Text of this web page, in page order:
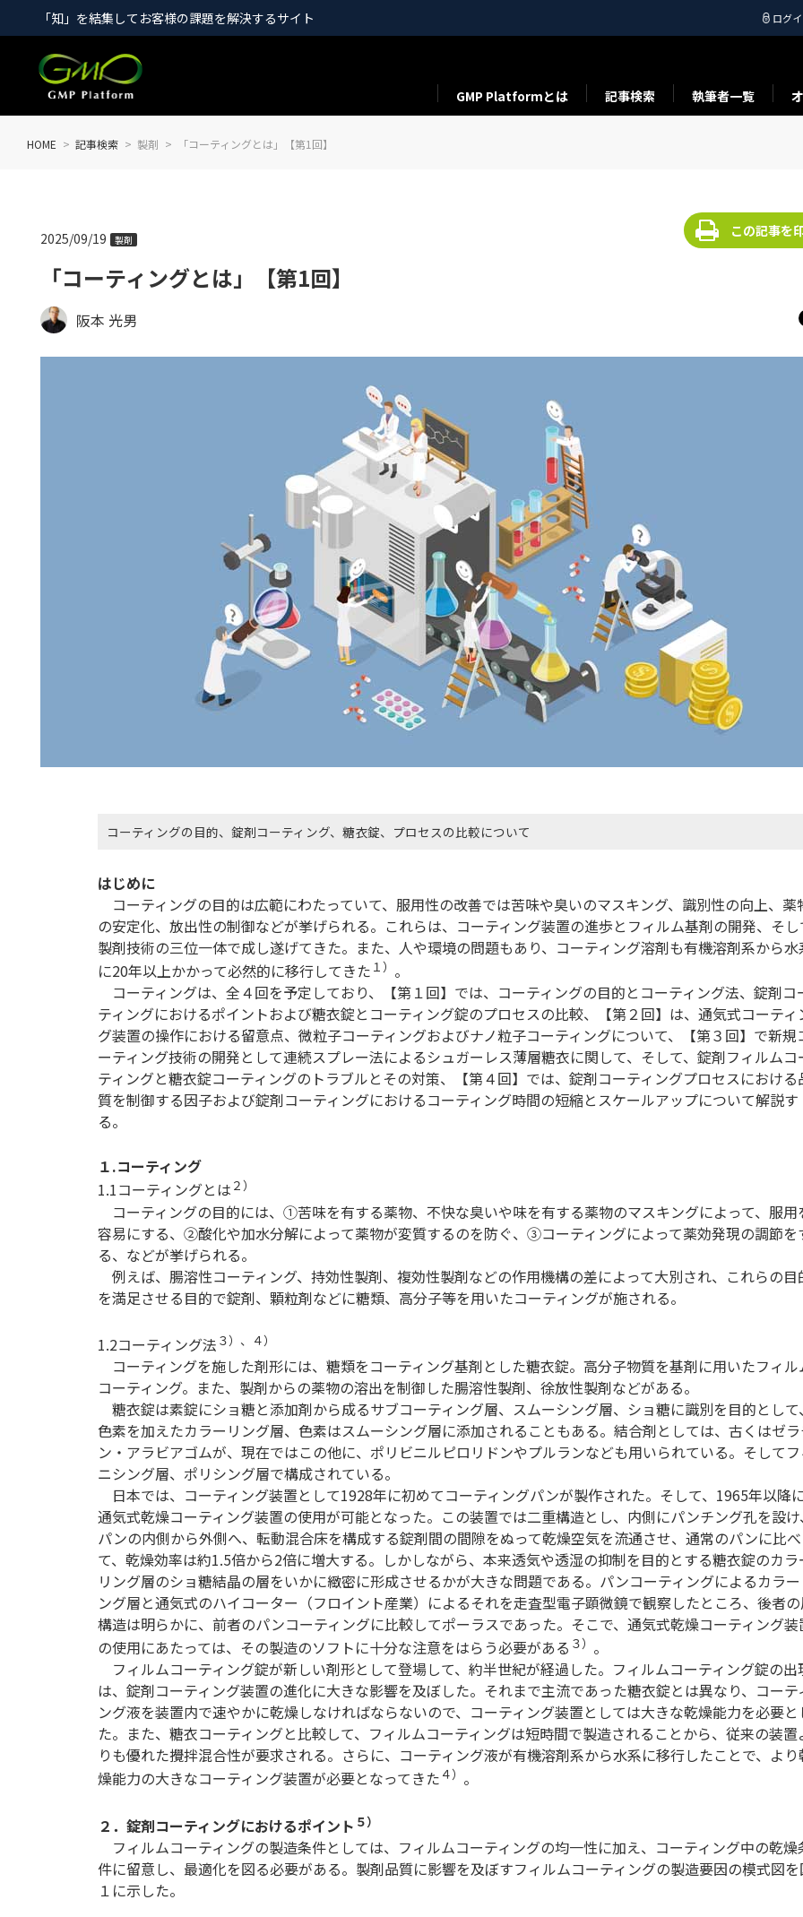
「知」を結集してお客様の課題を解決するサイト ログ
GMP Platformとは 記事検索 執筆者一覧
HOME 記事検索 製剤 「コーティングとは」【第1回】
「コーティングとは」【第1回】
2025/09/19 製剤
この記事を
阪本 光男
コーティングの目的、錠剤コーティング、糖衣錠、プロセスの比較について
はじめに
コーティングの目的は広範にわたっていて、服用性の改善では苦味や臭いのマスキング、識別性の向上、薬
の安定化、放出性の制御などが挙げられる。これらは、コーティング装置の進歩とフィルム基剤の開発、そし
製剤技術の三位一体で成し遂げてきた。また、人や環境の問題もあり、コーティング溶剤も有機溶剤系から水
に20年以上かかって必然的に移行してきた １） 。
コーティングは、全４回を予定しており、【第１回】では、コーティングの目的とコーティング法、錠剤コ
ティングにおけるポイントおよび糖衣錠とコーティング錠のプロセスの比較、【第２回】は、通気式コーティ
グ装置の操作における留意点、微粒子コーティングおよびナノ粒子コーティングについて、【第３回】で新規
ーティング技術の開発として連続スプレー法によるシュガーレス薄層糖衣に関して、そして、錠剤フィルムコ
ティングと糖衣錠コーティングのトラブルとその対策、【第４回】では、錠剤コーティングプロセスにおける
質を制御する因子および錠剤コーティングにおけるコーティング時間の短縮とスケールアップについて解説す
る。
１.コーティング
1.1コーティングとは ２）
コーティングの目的には、①苦味を有する薬物、不快な臭いや味を有する薬物のマスキングによって、服用
容易にする、②酸化や加水分解によって薬物が変質するのを防ぐ、③コーティングによって薬効発現の調節を
る、などが挙げられる。
例えば、腸溶性コーティング、持効性製剤、複効性製剤などの作用機構の差によって大別され、これらの目
を満足させる目的で錠剤、顆粒剤などに糖類、高分子等を用いたコーティングが施される。
1.2コーティング法 ３）、４）
コーティングを施した剤形には、糖類をコーティング基剤とした糖衣錠。高分子物質を基剤に用いたフィル
コーティング。また、製剤からの薬物の溶出を制御した腸溶性製剤、徐放性製剤などがある。
糖衣錠は素錠にショ糖と添加剤から成るサブコーティング層、スムーシング層、ショ糖に識別を目的として、
色素を加えたカラーリング層、色素はスムーシング層に添加されることもある。結合剤としては、古くはゼ
ン・アラビアゴムが、現在ではこの他に、ポリビニルピロリドンやプルランなども用いられている。そしてフ
ニシング層、ポリシング層で構成されている。
日本では、コーティング装置として1928年に初めてコーティングパンが製作された。そして、1965年以降
通気式乾燥コーティング装置の使用が可能となった。この装置では二重構造とし、内側にパンチング孔を設け
パンの内側から外側へ、転動混合床を構成する錠剤間の間隙をぬって乾燥空気を流通させ、通常のパンに比べ
て、乾燥効率は約1.5倍から2倍に増大する。しかしながら、本来透気や透湿の抑制を目的とする糖衣錠のカラ
リング層のショ糖結晶の層をいかに緻密に形成させるかが大きな問題である。パンコーティングによるカラー
ング層と通気式のハイコーター（フロイント産業）によるそれを走査型電子顕微鏡で観察したところ、後者
構造は明らかに、前者のパンコーティングに比較してポーラスであった。そこで、通気式乾燥コーティング装
の使用にあたっては、その製造のソフトに十分な注意をはらう必要がある ３） 。
フィルムコーティング錠が新しい剤形として登場して、約半世紀が経過した。フィルムコーティング錠の出
は、錠剤コーティング装置の進化に大きな影響を及ぼした。それまで主流であった糖衣錠とは異なり、コーテ
ング液を装置内で速やかに乾燥しなければならないので、コーティング装置としては大きな乾燥能力を必要と
た。また、糖衣コーティングと比較して、フィルムコーティングは短時間で製造されることから、従来の装置
りも優れた攪拌混合性が要求される。さらに、コーティング液が有機溶剤系から水系に移行したことで、より
燥能力の大きなコーティング装置が必要となってきた ４） 。
２．錠剤コーティングにおけるポイント ５）
フィルムコーティングの製造条件としては、フィルムコーティングの均一性に加え、コーティング中の乾燥
件に留意し、最適化を図る必要がある。製剤品質に影響を及ぼすフィルムコーティングの製造要因の模式図を
１に示した。